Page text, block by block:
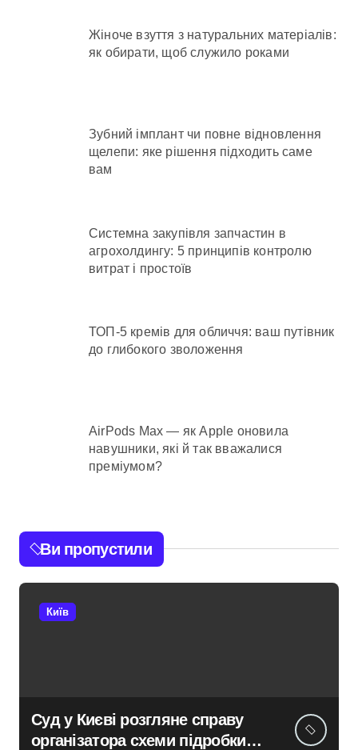
Жіноче взуття з натуральних матеріалів:
як обирати, щоб служило роками
Зубний імплант чи повне відновлення
щелепи: яке рішення підходить саме
вам
Системна закупівля запчастин в
агрохолдингу: 5 принципів контролю
витрат і простоїв
ТОП-5 кремів для обличчя: ваш путівник
до глибокого зволоження
AirPods Max — як Apple оновила
навушники, які й так вважалися
преміумом?
Ви пропустили
Київ
Суд у Києві розгляне справу
організатора схеми підробки